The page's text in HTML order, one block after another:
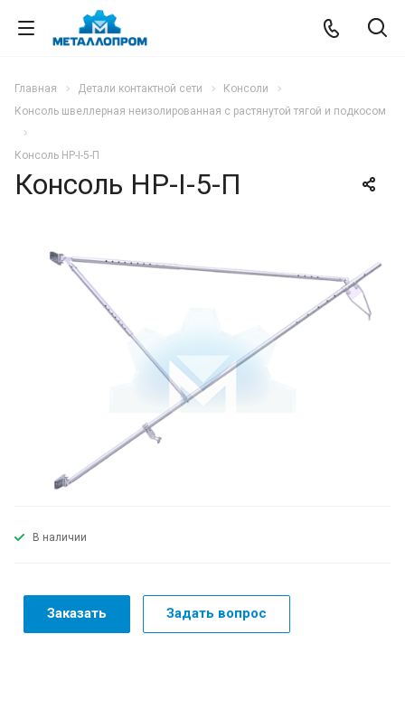
Главная Детали контактной сети
Консоли
Консоль швеллерная неизолированная с растянутой тягой и подкосом
Консоль НР-I-5-П
Консоль НР-I-5-П
В наличии
Заказать Задать вопрос